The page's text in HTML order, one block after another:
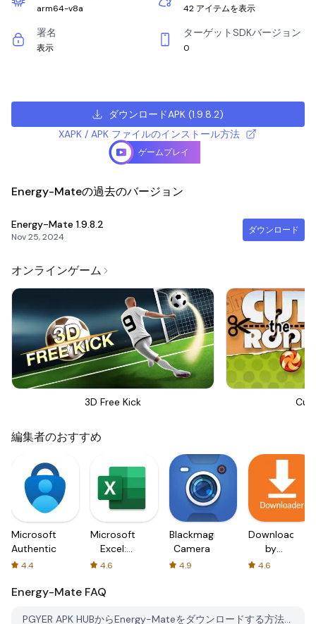
arm64-v8a 42 アイテムを表示
署名
表示
ターゲットSDKバージョン
0
ダウンロードAPK (1.9.8.2)
XAPK / APK ファイルのインストール方法
ゲームプレイ
Energy-Mateの過去のバージョン
Energy-Mate 1.9.8.2
Nov 25, 2024
ダウンロード
オンラインゲーム
3D Free Kick Cut
編集者のおすすめ
Microsoft
Authenticator
4.4
Microsoft
Excel:
Spreadsheets
4.6
Blackmagic
Camera
4.9
Downloader
by
AFTVnews
4.6
Energy-Mate FAQ
PGYER APK HUBからEnergy-Mateをダウンロードする方法は？